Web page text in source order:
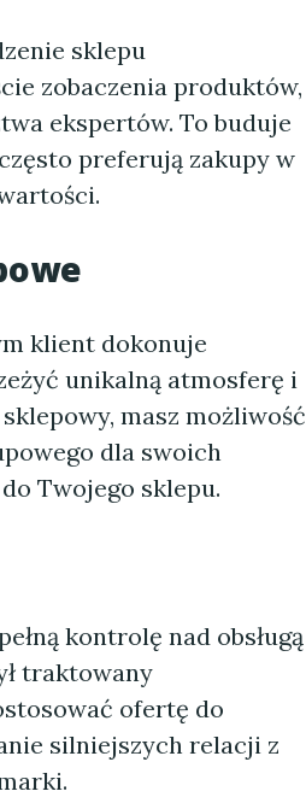
sklepu
zobaczenia produktów,
ekspertów. To buduje
preferują zakupy w
klient dokonuje
unikalną atmosferę i
masz możliwość
dla swoich
Twojego sklepu.
kontrolę nad obsługą
traktowany
ofertę do
silniejszych relacji z